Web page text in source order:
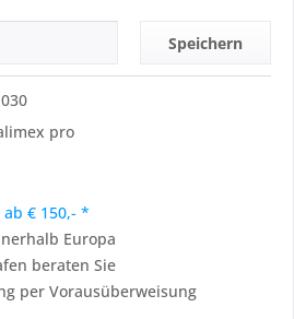
Speichern
pro
€ 150,- *
Europa
beraten Sie
per Vorausüberweisung